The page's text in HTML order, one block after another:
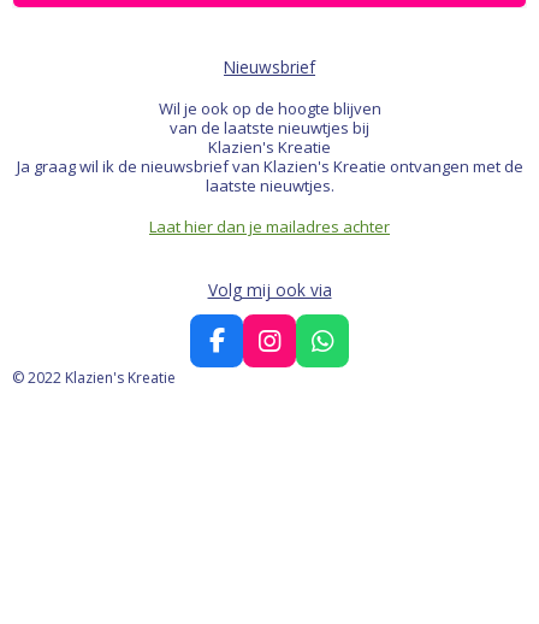
Nieuwsbrief
Wil je ook op de hoogte blijven
van de laatste nieuwtjes bij
Klazien's Kreatie
Ja graag wil ik de nieuwsbrief van Klazien's Kreatie ontvangen met de
laatste nieuwtjes.
Laat hier dan je mailadres achter
Volg mij ook via
F
a
I
n
W
h
© 2022 Klazien's Kreatie